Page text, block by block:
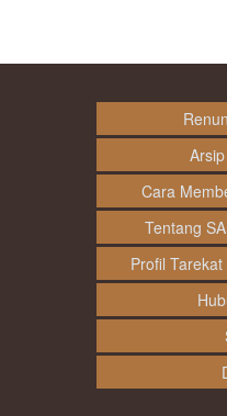
Cara
Tentang
Profil